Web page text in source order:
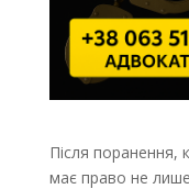
Після поранення,
має право не лише